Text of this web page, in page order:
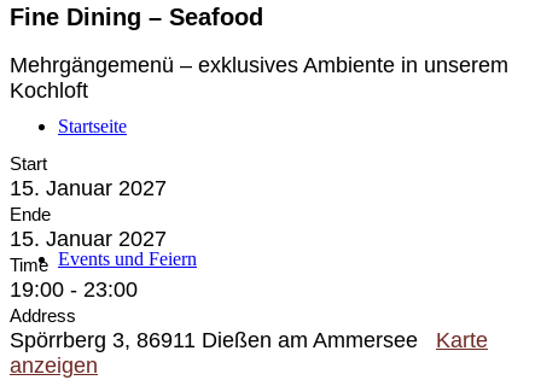
Startseite
Events und Feiern
Fine Dining – Seafood
Mehrgängemenü – exklusives Ambiente in unserem
Kochloft
Start
15. Januar 2027
Ende
15. Januar 2027
Time
19:00 - 23:00
Address
Spörrberg 3, 86911 Dießen am Ammersee Karte
anzeigen